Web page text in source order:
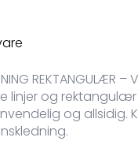
REKTANGULÆR
linjer og
og allsidig.